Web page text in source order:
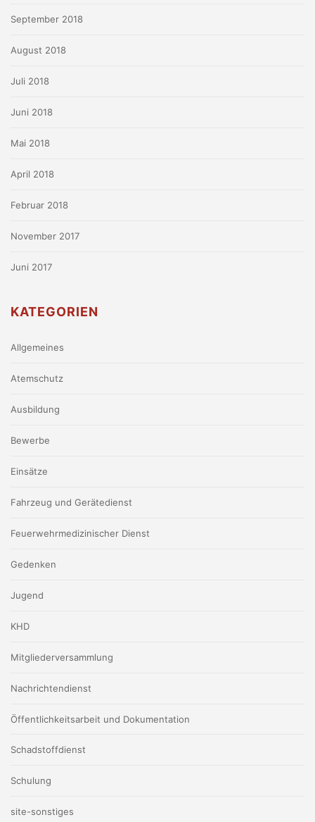
September 2018
August 2018
Juli 2018
Juni 2018
Mai 2018
April 2018
Februar 2018
November 2017
Juni 2017
KATEGORIEN
Allgemeines
Atemschutz
Ausbildung
Bewerbe
Einsätze
Fahrzeug und Gerätedienst
Feuerwehrmedizinischer Dienst
Gedenken
Jugend
KHD
Mitgliederversammlung
Nachrichtendienst
Öffentlichkeitsarbeit und Dokumentation
Schadstoffdienst
Schulung
site-sonstiges